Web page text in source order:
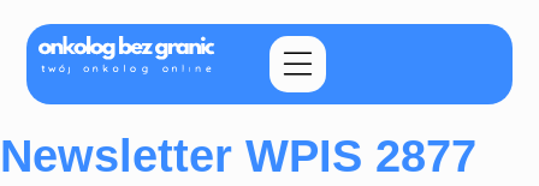
Newsletter WPIS 2877